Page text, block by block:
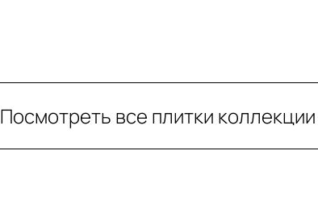
Посмотреть все плитки коллекции